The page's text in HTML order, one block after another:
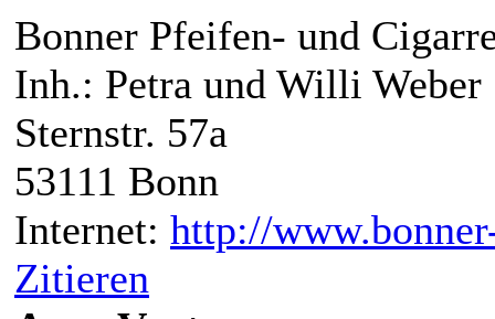
Bonner Pfeifen- und
Inh.: Petra und Willi Weber
Sternstr. 57a
53111 Bonn
Internet: http://
Zitieren